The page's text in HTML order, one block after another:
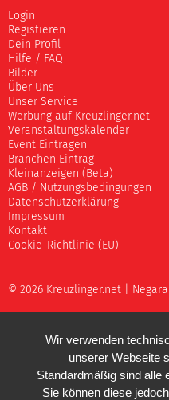
Login
Registieren
Dein Profil
Hilfe / FAQ
Bilder
Über Uns
Unser Service
Werbung auf Kreuzlinger.net
Veranstaltungskalender
Event Eintragen
Branchen Eintrag
Kleinanzeigen (Beta)
AGB / Nutzungsbedingungen
Datenschutzerklärung
Impressum
Kontakt
Cookie-Richtlinie (EU)
© 2026 Kreuzlinger.net | Negara
Wir verwenden
unserer Webseite
Standardmäßig sind alle
Sie können diese